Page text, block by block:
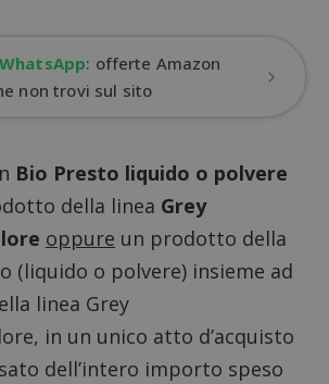
WhatsApp: offerte Amazon
non trovi sul sito
Bio Presto liquido o polvere
della linea Grey
oppure un prodotto della
(liquido o polvere) insieme ad
linea Grey
in un unico atto d’acquisto
dell’intero importo speso